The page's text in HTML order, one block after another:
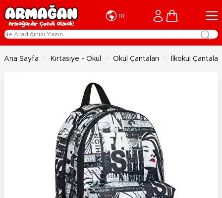
İçeriğe geç
TR Cart
Ana Sayfa > Kırtasiye - Okul > Okul Çantaları > İlkokul Çantaları